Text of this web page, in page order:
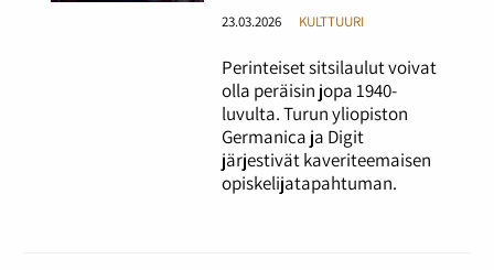
23.03.2026 KULTTUURI
Perinteiset sitsilaulut voivat
olla peräisin jopa 1940-
luvulta. Turun yliopiston
Germanica ja Digit
järjestivät kaveriteemaisen
opiskelijatapahtuman.